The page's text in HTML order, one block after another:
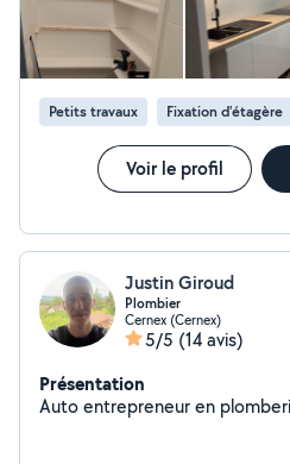
toute demande d'aide.
Petits travaux Fixation d'étagère
Voir le profil
Justin Giroud
Plombier
Cernex (Cernex)
5/5 (14 avis)
Présentation
Auto entrepreneur en